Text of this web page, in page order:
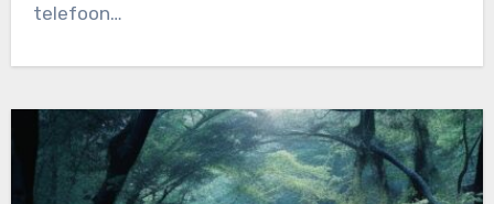
telefoon…